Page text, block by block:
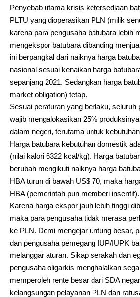
Penyebab utama krisis ketersediaan
PLTU yang dioperasikan PLN (milik
karena para pengusaha batubara lebih
mengekspor batubara dibanding
ini berpangkal dari naiknya harga
nasional sesuai kenaikan harga
sepanjang 2021. Sedangkan harga
market obligation) tetap.
Sesuai peraturan yang berlaku, seluruh
wajib mengalokasikan 25%
dalam negeri, terutama untuk
Harga batubara kebutuhan domestik
(nilai kalori 6322 kcal/kg). Harga
berubah mengikuti naiknya harga
HBA turun di bawah US$ 70, maka
HBA (pemerintah pun memberi insentif).
Karena harga ekspor jauh lebih tinggi
maka para pengusaha tidak merasa
ke PLN. Demi mengejar untung besar,
dan pengusaha pemegang IUP/IUPK
melanggar aturan. Sikap serakah dan
pengusaha oligarkis menghalalkan
memperoleh rente besar dari SDA
kelangsungan pelayanan PLN dan